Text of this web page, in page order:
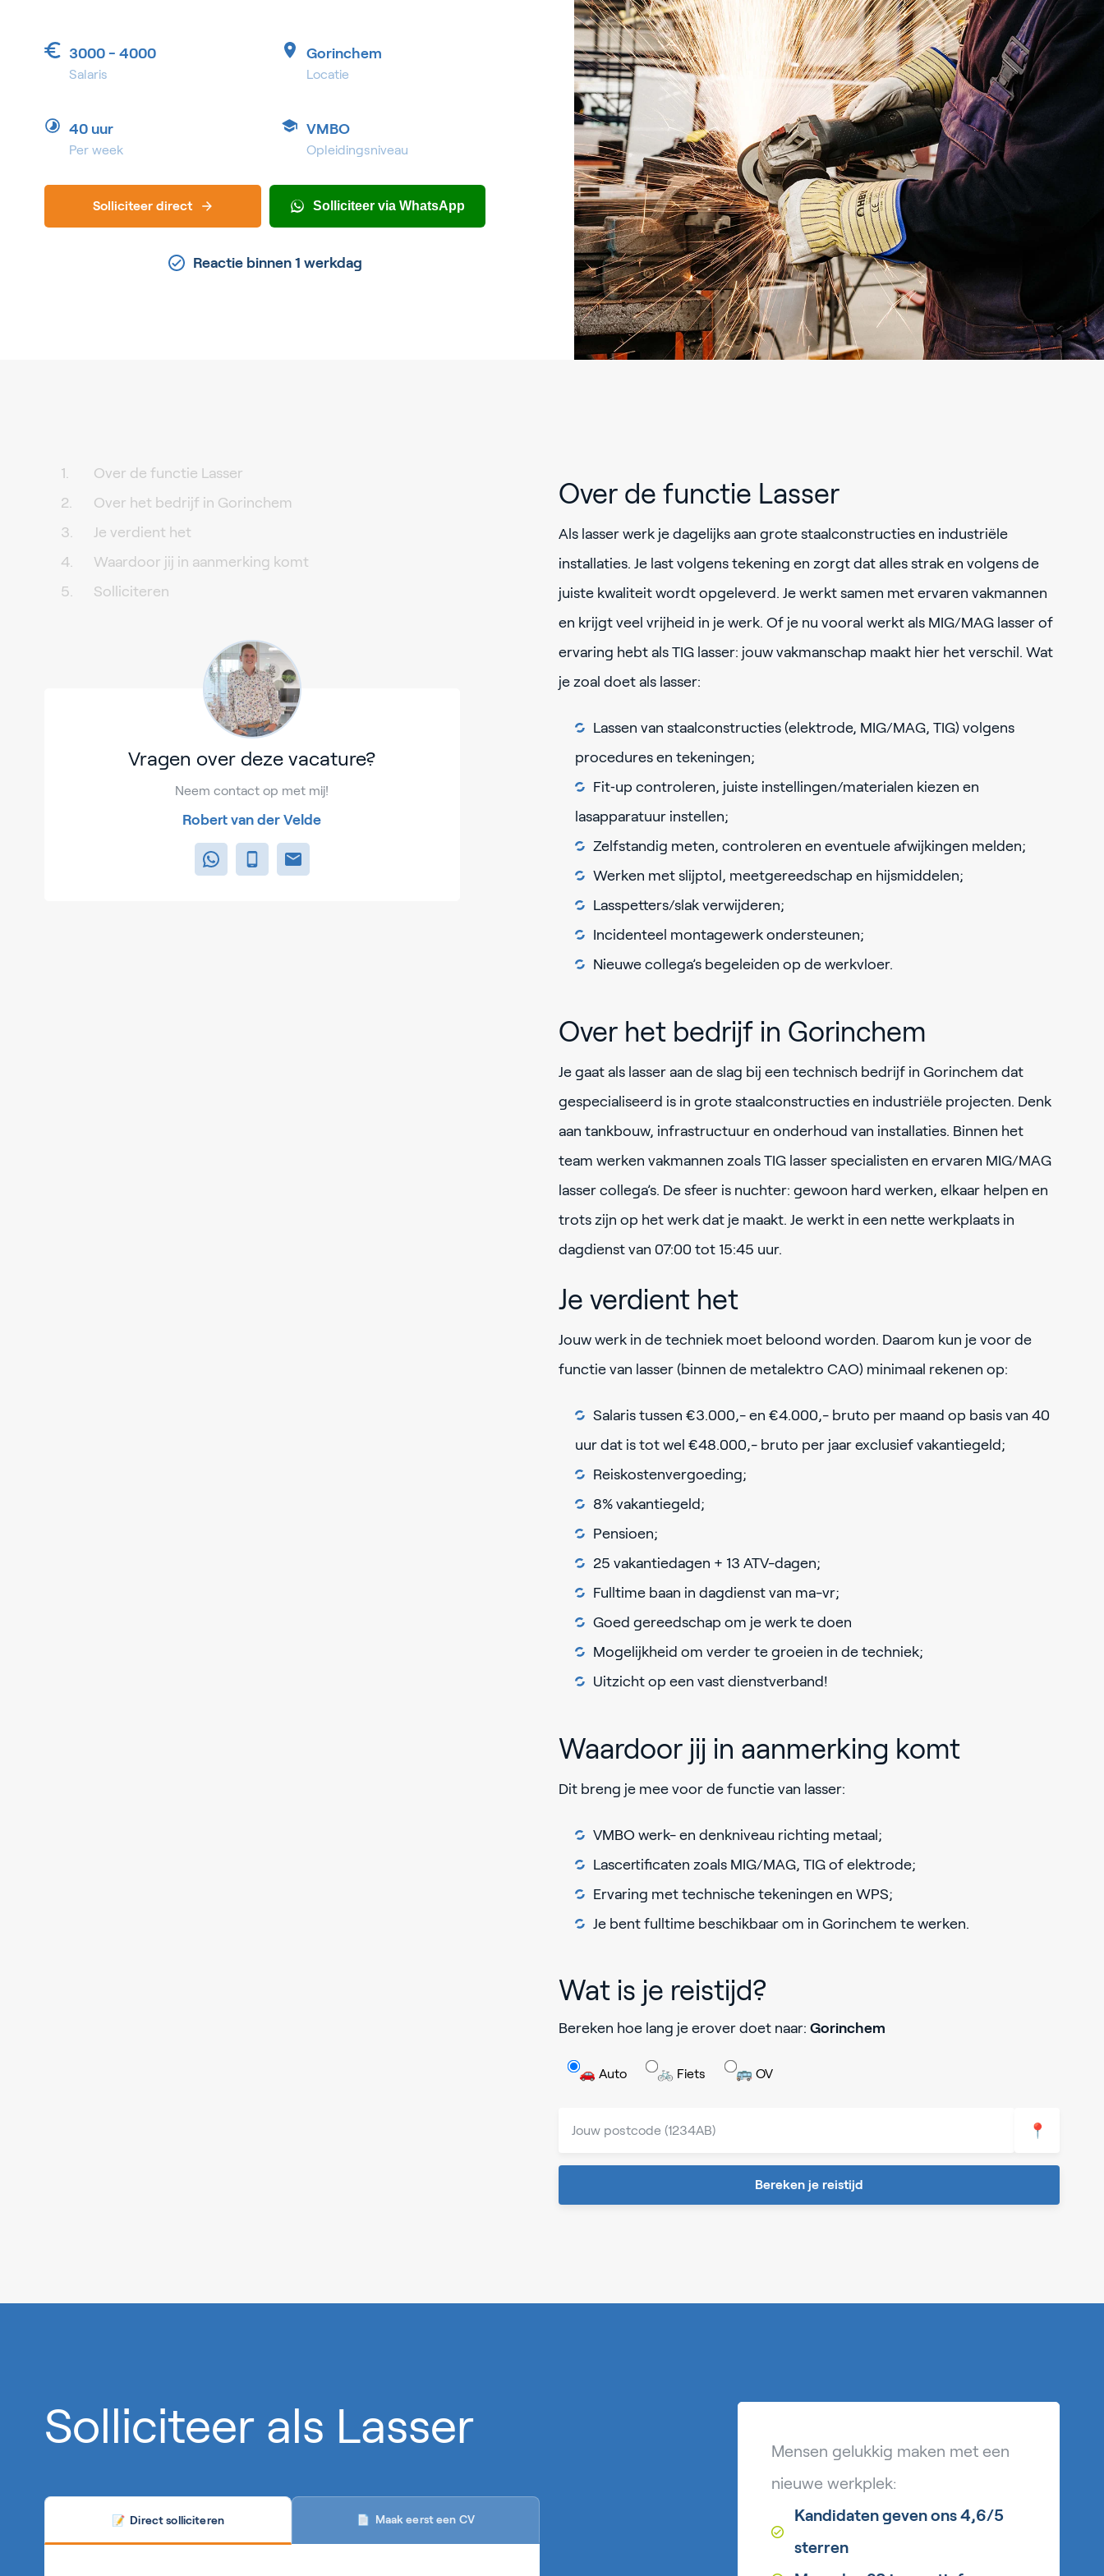
3000 - 4000
Salaris
Gorinchem
Locatie
40 uur
Per week
VMBO
Opleidingsniveau
Solliciteer direct Solliciteer via WhatsApp
Reactie binnen 1 werkdag
Over de functie Lasser
Over het bedrijf in Gorinchem
Je verdient het
Waardoor jij in aanmerking komt
Solliciteren
Vragen over deze vacature?
Neem contact op met mij!
Robert van der Velde
Over de functie Lasser
Als lasser werk je dagelijks aan grote staalconstructies en industriële
installaties. Je last volgens tekening en zorgt dat alles strak en volgens de
juiste kwaliteit wordt opgeleverd. Je werkt samen met ervaren vakmannen
en krijgt veel vrijheid in je werk. Of je nu vooral werkt als MIG/MAG lasser of
ervaring hebt als TIG lasser: jouw vakmanschap maakt hier het verschil. Wat
je zoal doet als lasser:
Lassen van staalconstructies (elektrode, MIG/MAG, TIG) volgens
procedures en tekeningen;
Fit‑up controleren, juiste instellingen/materialen kiezen en
lasapparatuur instellen;
Zelfstandig meten, controleren en eventuele afwijkingen melden;
Werken met slijptol, meetgereedschap en hijsmiddelen;
Lasspetters/slak verwijderen;
Incidenteel montagewerk ondersteunen;
Nieuwe collega’s begeleiden op de werkvloer.
Over het bedrijf in Gorinchem
Je gaat als lasser aan de slag bij een technisch bedrijf in Gorinchem dat
gespecialiseerd is in grote staalconstructies en industriële projecten. Denk
aan tankbouw, infrastructuur en onderhoud van installaties. Binnen het
team werken vakmannen zoals TIG lasser specialisten en ervaren MIG/MAG
lasser collega’s. De sfeer is nuchter: gewoon hard werken, elkaar helpen en
trots zijn op het werk dat je maakt. Je werkt in een nette werkplaats in
dagdienst van 07:00 tot 15:45 uur.
Je verdient het
Jouw werk in de techniek moet beloond worden. Daarom kun je voor de
functie van lasser (binnen de metalektro CAO) minimaal rekenen op:
Salaris tussen €3.000,- en €4.000,- bruto per maand op basis van 40
uur dat is tot wel €48.000,- bruto per jaar exclusief vakantiegeld;
Reiskostenvergoeding;
8% vakantiegeld;
Pensioen;
25 vakantiedagen + 13 ATV-dagen;
Fulltime baan in dagdienst van ma-vr;
Goed gereedschap om je werk te doen
Mogelijkheid om verder te groeien in de techniek;
Uitzicht op een vast dienstverband!
Waardoor jij in aanmerking komt
Dit breng je mee voor de functie van lasser:
VMBO werk- en denkniveau richting metaal;
Lascertificaten zoals MIG/MAG, TIG of elektrode;
Ervaring met technische tekeningen en WPS;
Je bent fulltime beschikbaar om in Gorinchem te werken.
Wat is je reistijd?
Bereken hoe lang je erover doet naar: Gorinchem
🚗 Auto 🚲 Fiets 🚌 OV
📍
Bereken je reistijd
Solliciteer als Lasser
📝 Direct solliciteren 📄 Maak eerst een CV
Mensen gelukkig maken met een
nieuwe werkplek:
Kandidaten geven ons 4,6/5
sterren